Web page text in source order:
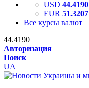
USD 44.4190
EUR 51.3207
Все курсы валют
44.4190
Авторизация
Поиск
UA